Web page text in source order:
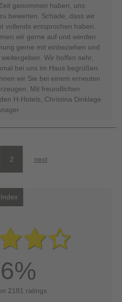
genommen haben, uns
bewerten. Schade, dass wir
vollends entsprochen haben.
wir gerne auf und werden
gerne mit einbeziehen und
Wir hoffen sehr,
bei uns im Haus begrüßen
wir Sie bei einem erneuten
Mit freundlichen
H-Hotels, Christina Dinklage
2 next
2181 ratings